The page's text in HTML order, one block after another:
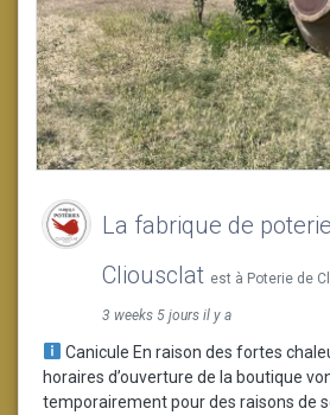
La fabrique de
Cliousclat est à Poterie de
3 weeks 5 jours il y a
Canicule En raison des fortes
horaires d’ouverture de la boutique
temporairement pour des raisons de